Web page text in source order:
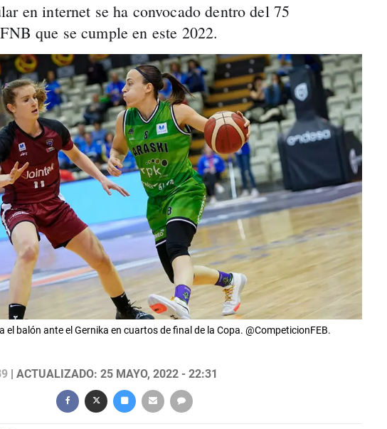
en internet se ha convocado dentro del 75
que se cumple en este 2022.
el balón ante el Gernika en cuartos de final de la Copa. @CompeticionFEB.
| ACTUALIZADO: 25 MAYO, 2022 - 22:31